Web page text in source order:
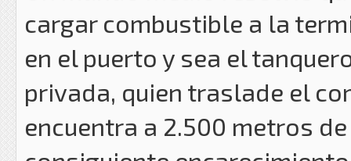
cargar combustible a la
en el puerto y sea el
privada, quien traslade el
encuentra a 2.500 metros